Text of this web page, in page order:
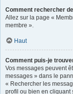
Comment rechercher
Allez sur la page «
membre ».
Haut
Comment puis-je
Vos messages peuvent
messages » dans le
« Rechercher les
profil ou bien en cliquant